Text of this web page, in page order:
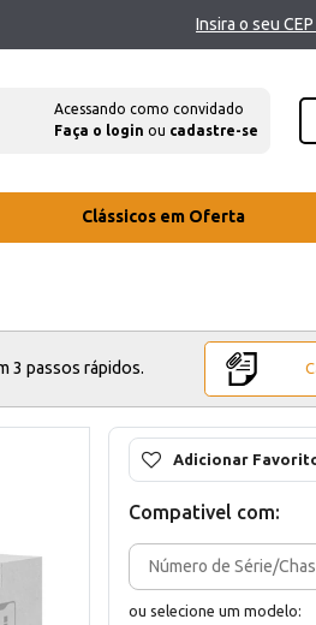
Insira o seu
Acessando como convidado
Faça o login ou cadastre-se
Clássicos em Oferta
3 passos rápidos.
Adicionar
Compativel com:
ou selecione um modelo: